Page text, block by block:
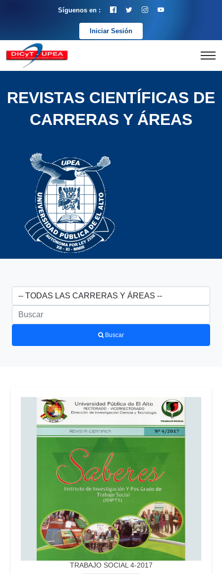
Síguenos en :
Iniciar Sesión
REVISTAS CIENTÍFICAS DE
CARRERAS Y ÁREAS
Buscar
TRABAJO SOCIAL 4-2017